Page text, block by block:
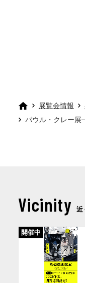
展覧会情報
パウル・クレー展
Vicinity 近
開催中